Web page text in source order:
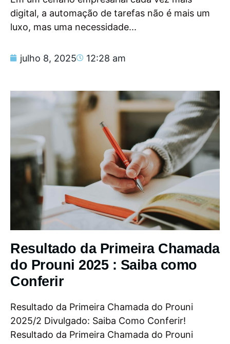
digital, a automação de tarefas não é mais um
luxo, mas uma necessidade...
julho 8, 2025 12:28 am
Resultado da Primeira Chamada
do Prouni 2025 : Saiba como
Conferir
Resultado da Primeira Chamada do Prouni
2025/2 Divulgado: Saiba Como Conferir!
Resultado da Primeira Chamada do Prouni